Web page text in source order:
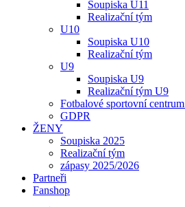
Soupiska U11
Realizační tým
U10
Soupiska U10
Realizační tým
U9
Soupiska U9
Realizační tým U9
Fotbalové sportovní
GDPR
ŽENY
Soupiska 2025
Realizační tým
zápasy 2025/2026
Partneři
Fanshop